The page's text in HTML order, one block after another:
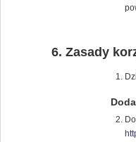
Zasady